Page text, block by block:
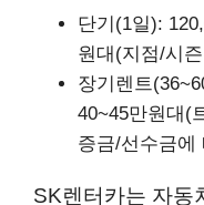
단기(1일):
원대(지점/시
장기렌트
40~45만원대(
증금/선수금에
SK렌터카는 자동